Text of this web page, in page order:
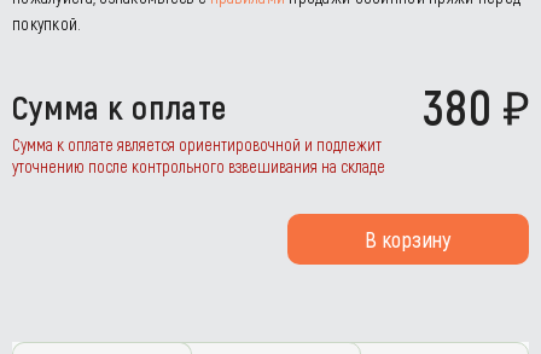
покупкой.
Сумма к оплате 380
Сумма к оплате является ориентировочной и подлежит
уточнению после контрольного взвешивания на складе
В корзину